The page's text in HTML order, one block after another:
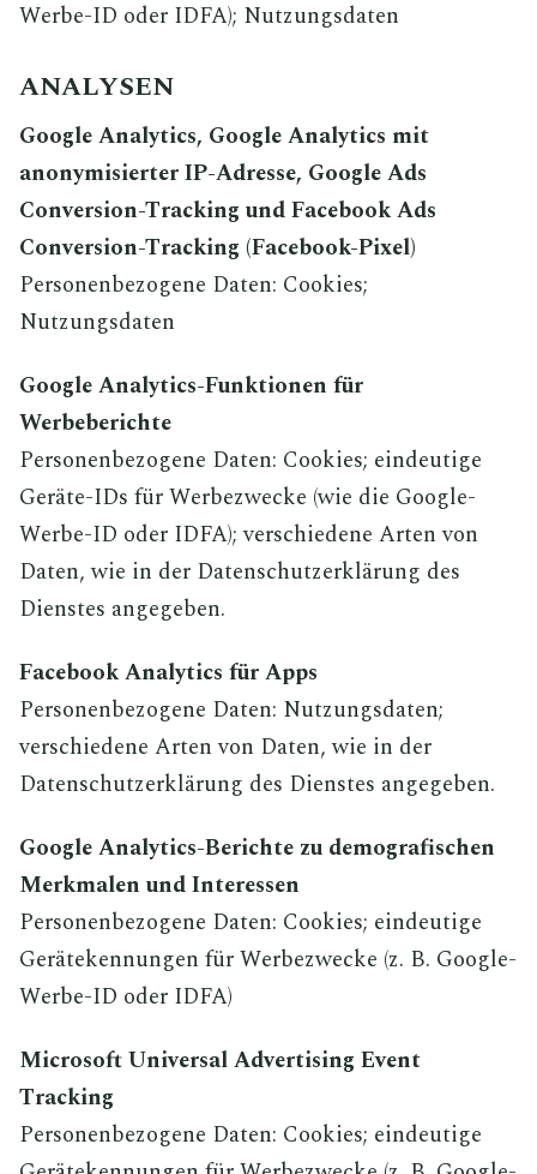
Werbe-ID oder IDFA); Nutzungsdaten
ANALYSEN
Google Analytics, Google Analytics mit
anonymisierter IP-Adresse, Google Ads
Conversion-Tracking und Facebook Ads
Conversion-Tracking (Facebook-Pixel)
Personenbezogene Daten: Cookies;
Nutzungsdaten
Google Analytics-Funktionen für
Werbeberichte
Personenbezogene Daten: Cookies; eindeutige
Geräte-IDs für Werbezwecke (wie die Google-
Werbe-ID oder IDFA); verschiedene Arten von
Daten, wie in der Datenschutzerklärung des
Dienstes angegeben.
Facebook Analytics für Apps
Personenbezogene Daten: Nutzungsdaten;
verschiedene Arten von Daten, wie in der
Datenschutzerklärung des Dienstes angegeben.
Google Analytics-Berichte zu demografischen
Merkmalen und Interessen
Personenbezogene Daten: Cookies; eindeutige
Gerätekennungen für Werbezwecke (z. B. Google-
Werbe-ID oder IDFA)
Microsoft Universal Advertising Event
Tracking
Personenbezogene Daten: Cookies; eindeutige